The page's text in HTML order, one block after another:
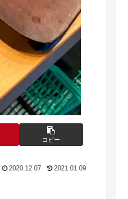
コピー
2020.12.07 2021.01.09